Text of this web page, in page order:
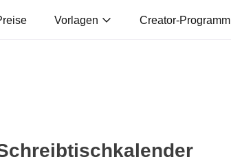
Vorlagen Creator-Programm